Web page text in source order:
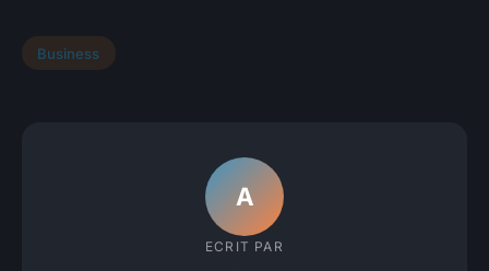
Business
A
ECRIT PAR